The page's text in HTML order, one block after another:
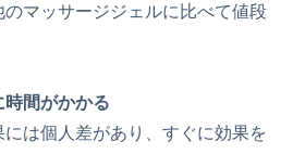
のマッサージジェルに比べて値段
間がかかる
は個人差があり、すぐに効果を